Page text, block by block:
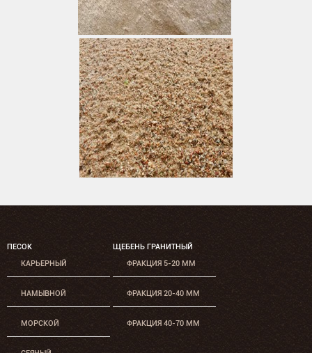
ПЕСОК
КАРЬЕРНЫЙ
НАМЫВНОЙ
МОРСКОЙ
ЩЕБЕНЬ ГРАНИТНЫЙ
ФРАКЦИЯ 5-20 ММ
ФРАКЦИЯ 20-40 ММ
ФРАКЦИЯ 40-70 ММ